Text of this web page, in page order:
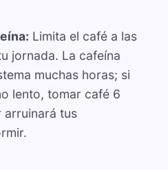
Limita el café a las
jornada. La cafeína
muchas horas; si
lento, tomar café 6
arruinará tus